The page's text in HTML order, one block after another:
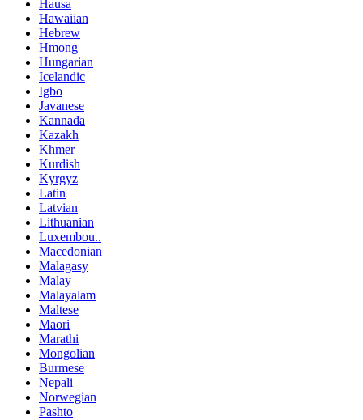
Hausa
Hawaiian
Hebrew
Hmong
Hungarian
Icelandic
Igbo
Javanese
Kannada
Kazakh
Khmer
Kurdish
Kyrgyz
Latin
Latvian
Lithuanian
Luxembou..
Macedonian
Malagasy
Malay
Malayalam
Maltese
Maori
Marathi
Mongolian
Burmese
Nepali
Norwegian
Pashto